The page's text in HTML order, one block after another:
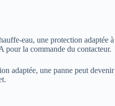
eau, une protection adaptée
pour la commande du contacteur.
adaptée, une panne peut